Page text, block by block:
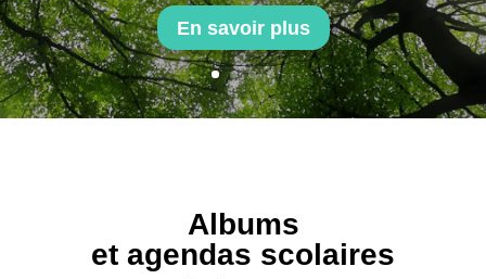
En savoir plus
Albums
et agendas scolaires